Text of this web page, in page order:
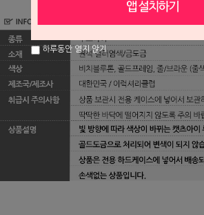
하루동안 열지 않기